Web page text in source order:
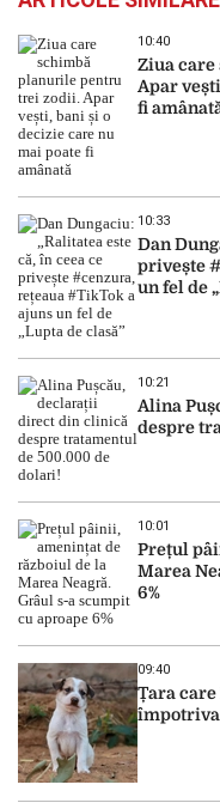
10:40
Ziua
Apar
fi
10:33
Dan
privește
un fel de
10:21
Alina
despre
10:01
Prețul
Marea
6%
09:40
Țara
împotriva